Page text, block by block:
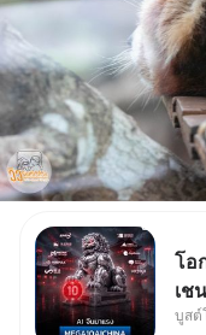
โอ
เช
✅
บูสต์